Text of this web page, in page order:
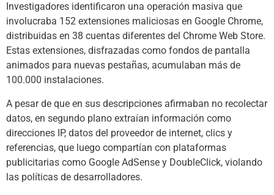
Investigadores identificaron una operación masiva que
involucraba 152 extensiones maliciosas en Google Chrome,
distribuidas en 38 cuentas diferentes del Chrome Web Store.
Estas extensiones, disfrazadas como fondos de pantalla
animados para nuevas pestañas, acumulaban más de
100.000 instalaciones.
A pesar de que en sus descripciones afirmaban no recolectar
datos, en segundo plano extraían información como
direcciones IP, datos del proveedor de internet, clics y
referencias, que luego compartían con plataformas
publicitarias como Google AdSense y DoubleClick, violando
las políticas de desarrolladores.